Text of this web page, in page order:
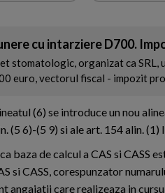
cu intarziere D700.
stomatologic, organizat ca SRL,
euro, vectorul fiscal - impozit
(6) se introduce un nou
(5 6)-(5 9) si ale art. 154 alin. (1)
baza de calcul a CAS si CASS
si CASS, corespunzator
angajatii care realizeaza in